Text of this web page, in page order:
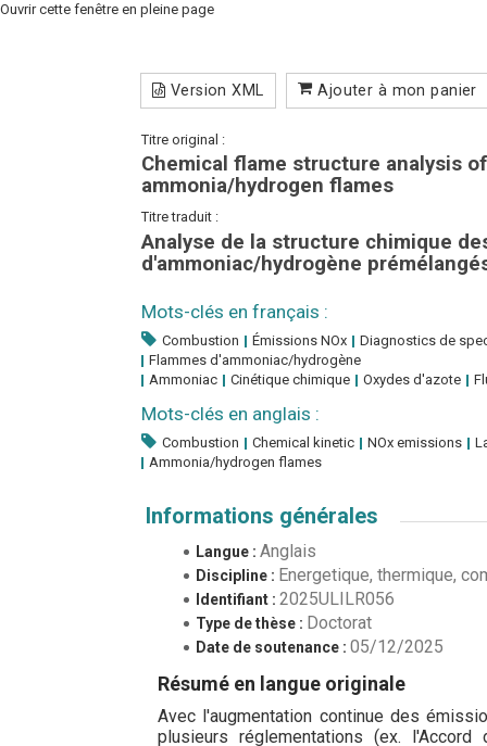
Ouvrir cette fenêtre en pleine page
Version XML Ajouter à mon panier
Titre original :
Chemical flame structure analysis
ammonia/hydrogen flames
Titre traduit :
Analyse de la structure chimique
d'ammoniac/hydrogène
Mots-clés en français :
Combustion Émissions NOx
Diagnostics de
Flammes d'ammoniac/hydrogène
Ammoniac
Cinétique chimique Oxydes d'azote
Mots-clés en anglais :
Combustion Chemical kinetic NOx emissions
Ammonia/hydrogen flames
Informations générales
Langue : Anglais
Discipline : Energetique, thermique,
Identifiant : 2025ULILR056
Type de thèse : Doctorat
Date de soutenance : 05/12/2025
Résumé en langue originale
Avec l'augmentation continue des
plusieurs réglementations (ex.